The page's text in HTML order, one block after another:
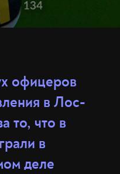
офицеров
в Лос-
то, что в
в
деле